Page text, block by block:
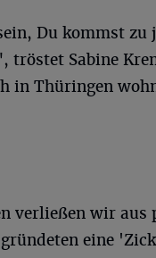
Du kommst zu
tröstet Sabine
in Thüringen
verließen wir
eine